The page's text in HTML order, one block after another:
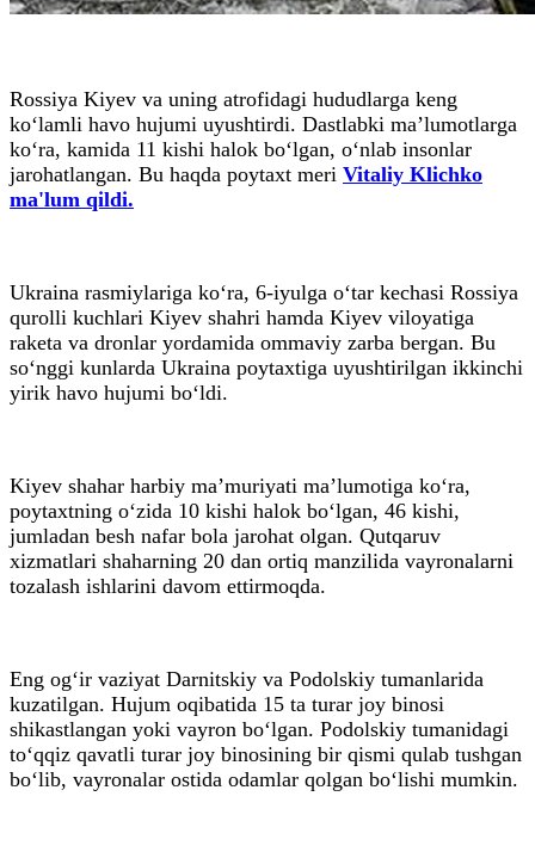
Rossiya Kiyev va uning atrofidagi hududlarga keng
ko‘lamli havo hujumi uyushtirdi. Dastlabki ma’lumotlarga
ko‘ra, kamida 11 kishi halok bo‘lgan, o‘nlab insonlar
jarohatlangan. Bu haqda poytaxt meri Vitaliy Klichko
ma'lum qildi.
Ukraina rasmiylariga ko‘ra, 6-iyulga o‘tar kechasi Rossiya
qurolli kuchlari Kiyev shahri hamda Kiyev viloyatiga
raketa va dronlar yordamida ommaviy zarba bergan. Bu
so‘nggi kunlarda Ukraina poytaxtiga uyushtirilgan ikkinchi
yirik havo hujumi bo‘ldi.
Kiyev shahar harbiy ma’muriyati ma’lumotiga ko‘ra,
poytaxtning o‘zida 10 kishi halok bo‘lgan, 46 kishi,
jumladan besh nafar bola jarohat olgan. Qutqaruv
xizmatlari shaharning 20 dan ortiq manzilida vayronalarni
tozalash ishlarini davom ettirmoqda.
Eng og‘ir vaziyat Darnitskiy va Podolskiy tumanlarida
kuzatilgan. Hujum oqibatida 15 ta turar joy binosi
shikastlangan yoki vayron bo‘lgan. Podolskiy tumanidagi
to‘qqiz qavatli turar joy binosining bir qismi qulab tushgan
bo‘lib, vayronalar ostida odamlar qolgan bo‘lishi mumkin.